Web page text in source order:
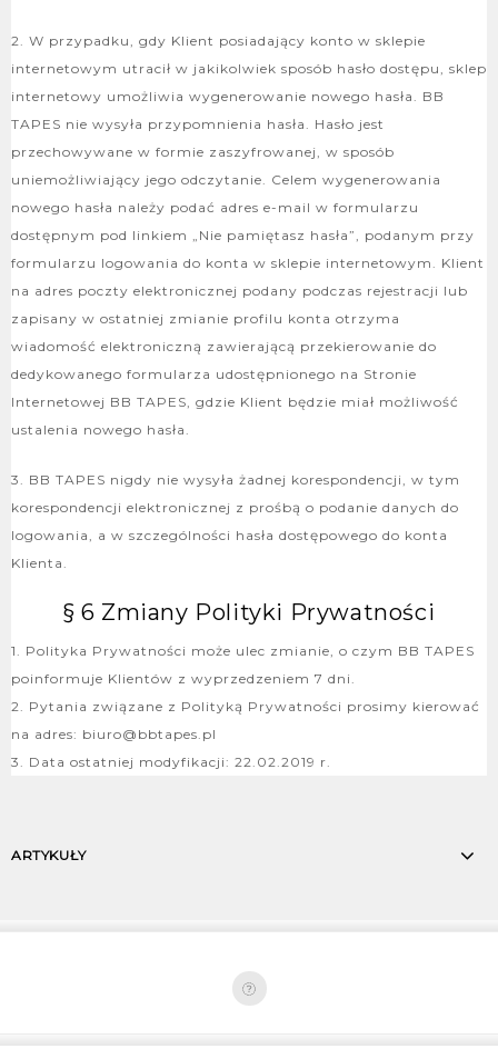
2. W przypadku, gdy Klient posiadający konto w sklepie
internetowym utracił w jakikolwiek sposób hasło dostępu, sklep
internetowy umożliwia wygenerowanie nowego hasła. BB
TAPES nie wysyła przypomnienia hasła. Hasło jest
przechowywane w formie zaszyfrowanej, w sposób
uniemożliwiający jego odczytanie. Celem wygenerowania
nowego hasła należy podać adres e-mail w formularzu
dostępnym pod linkiem „Nie pamiętasz hasła”, podanym przy
formularzu logowania do konta w sklepie internetowym. Klient
na adres poczty elektronicznej podany podczas rejestracji lub
zapisany w ostatniej zmianie profilu konta otrzyma
wiadomość elektroniczną zawierającą przekierowanie do
dedykowanego formularza udostępnionego na Stronie
Internetowej BB TAPES, gdzie Klient będzie miał możliwość
ustalenia nowego hasła.
3. BB TAPES nigdy nie wysyła żadnej korespondencji, w tym
korespondencji elektronicznej z prośbą o podanie danych do
logowania, a w szczególności hasła dostępowego do konta
Klienta.
§ 6 Zmiany Polityki Prywatności
1. Polityka Prywatności może ulec zmianie, o czym BB TAPES
poinformuje Klientów z wyprzedzeniem 7 dni.
2. Pytania związane z Polityką Prywatności prosimy kierować
na adres: biuro@bbtapes.pl
3. Data ostatniej modyfikacji: 22.02.2019 r.
ARTYKUŁY